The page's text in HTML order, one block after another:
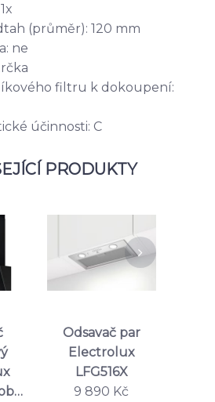
(průměr): 120 mm
ne
filtru k dokoupení:
účinnosti: C
PRODUKTY
Odsavač par
Electrolux
LFG516X
9 890 Kč